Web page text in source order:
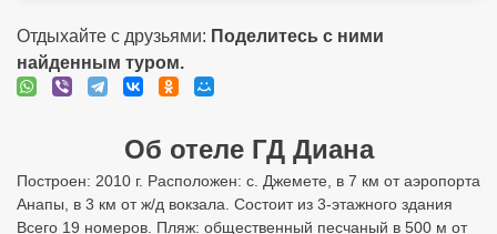
Отдыхайте с друзьями: Поделитесь с ними
найденным туром.
Об отеле ГД Диана
Построен: 2010 г. Расположен: с. Джемете, в 7 км от аэропорта
Анапы, в 3 км от ж/д вокзала. Состоит из 3-этажного здания
Всего 19 номеров. Пляж: общественный песчаный в 500 м от